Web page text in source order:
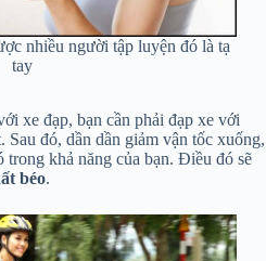
nhiều người tập luyện đó là tạ
tay
xe đạp, bạn cần phải đạp xe với
Sau đó, dần dần giảm vận tốc xuống,
trong khả năng của bạn. Điều đó sẽ
béo.